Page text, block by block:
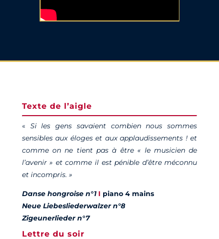
Texte de l’aigle
« Si les gens savaient combien nous sommes
sensibles aux éloges et aux applaudissements ! et
comme on ne tient pas à être « le musicien de
l’avenir » et comme il est pénible d’être méconnu
et incompris. »
Danse hongroise n°1I piano 4 mains
Neue Liebesliederwalzer n°8
Zigeunerlieder n°7
Lettre du soir